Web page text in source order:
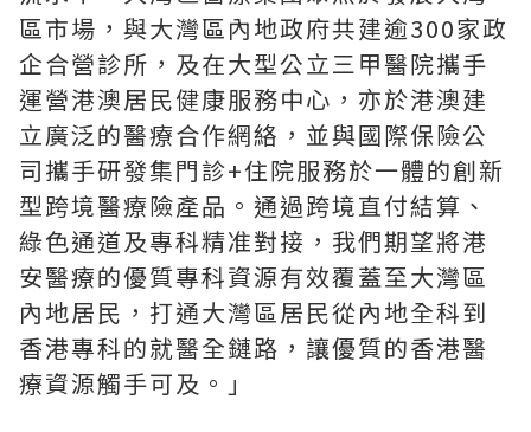
區市場，與大灣區內地政府共建逾300家政
企合營診所，及在大型公立三甲醫院攜手
運營港澳居民健康服務中心，亦於港澳建
立廣泛的醫療合作網絡，並與國際保險公
司攜手研發集門診+住院服務於一體的創新
型跨境醫療險產品。通過跨境直付結算、
綠色通道及專科精准對接，我們期望將港
安醫療的優質專科資源有效覆蓋至大灣區
內地居民，打通大灣區居民從內地全科到
香港專科的就醫全鏈路，讓優質的香港醫
療資源觸手可及。」